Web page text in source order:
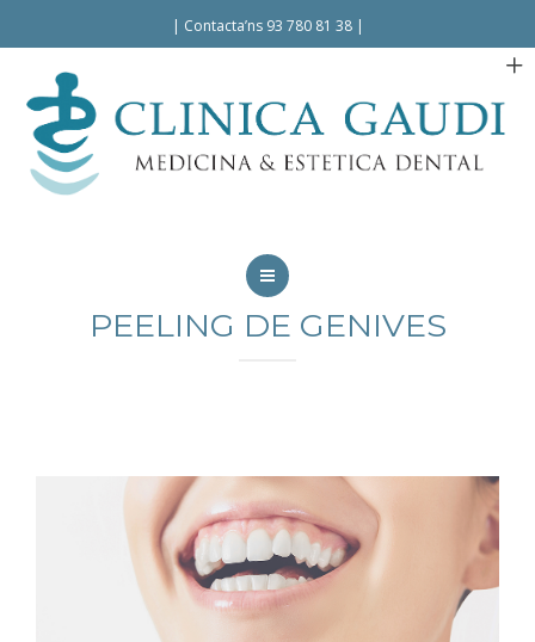
| Contacta’ns 93 780 81 38|
PEELING DE GENIVES